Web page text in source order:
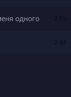
одного
2:44